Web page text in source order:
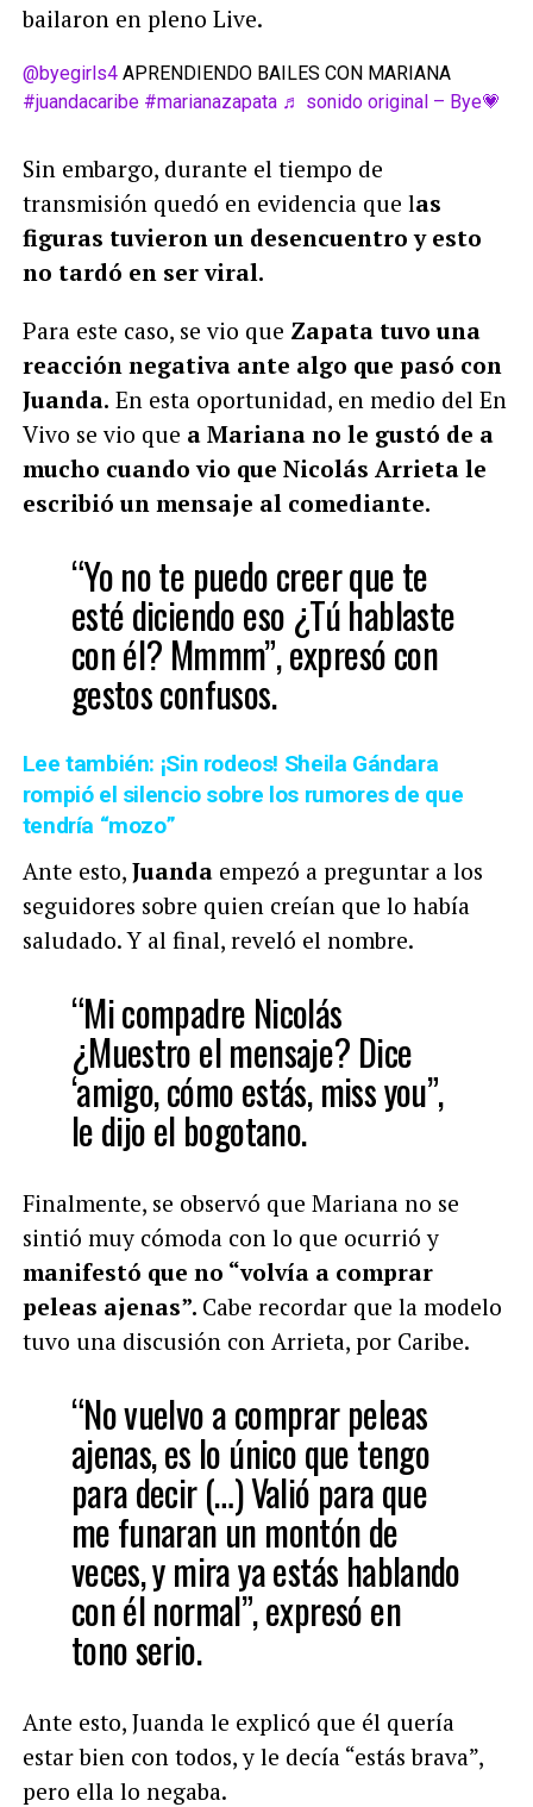
bailaron en pleno Live.
@byegirls4APRENDIENDO BAILES CON MARIANA
#juandacaribe #marianazapata ♬ sonido original – Bye💗
Sin embargo, durante el tiempo de
transmisión quedó en evidencia que las
figuras tuvieron un desencuentro y esto
no tardó en ser viral.
Para este caso, se vio que Zapata tuvo una
reacción negativa ante algo que pasó con
Juanda. En esta oportunidad, en medio del En
Vivo se vio que a Mariana no le gustó de a
mucho cuando vio que Nicolás Arrieta le
escribió un mensaje al comediante.
“Yo no te puedo creer que te
esté diciendo eso ¿Tú hablaste
con él? Mmmm”, expresó con
gestos confusos.
Lee también: ¡Sin rodeos! Sheila Gándara
rompió el silencio sobre los rumores de que
tendría “mozo”
Ante esto, Juandaempezó a preguntar a los
seguidores sobre quien creían que lo había
saludado. Y al final, reveló el nombre.
“Mi compadre Nicolás
¿Muestro el mensaje? Dice
‘amigo, cómo estás, miss you”,
le dijo el bogotano.
Finalmente, se observó que Mariana no se
sintió muy cómoda con lo que ocurrió y
manifestó que no “volvía a comprar
peleas ajenas”. Cabe recordar que la modelo
tuvo una discusión con Arrieta, por Caribe.
“No vuelvo a comprar peleas
ajenas, es lo único que tengo
para decir (…) Valió para que
me funaran un montón de
veces, y mira ya estás hablando
con él normal”, expresó en
tono serio.
Ante esto, Juanda le explicó que él quería
estar bien con todos, y le decía “estás brava”,
pero ella lo negaba.